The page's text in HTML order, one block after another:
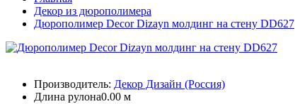
Декор из дюрополимера
Дюрополимер Decor Dizayn молдинг на стену DD627
Производитель: Декор Дизайн (Россия)
Длина рулона0.00 м